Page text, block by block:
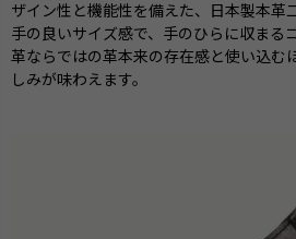
ザイン性と機能性を備えた、日本製本革
手の良いサイズ感で、手のひらに収まる
革ならではの革本来の存在感と使い込む
しみが味わえます。